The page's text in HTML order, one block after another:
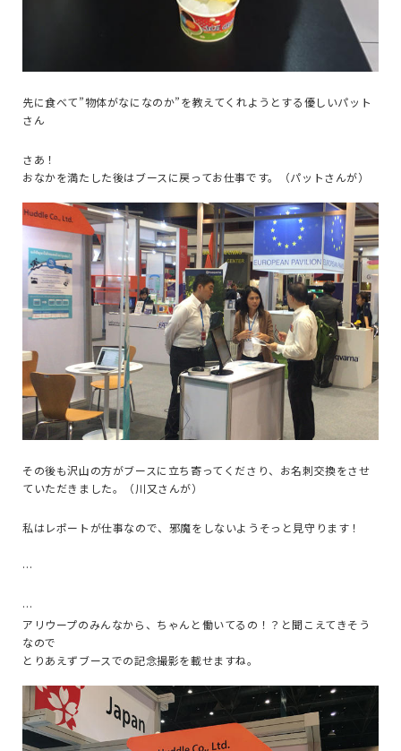
先に食べて”物体がなになのか”を教えてくれようとする優しいパット
さん
さあ！
おなかを満たした後はブースに戻ってお仕事です。（パットさんが）
その後も沢山の方がブースに立ち寄ってくださり、お名刺交換をさせ
ていただきました。（川又さんが）
私はレポートが仕事なので、邪魔をしないようそっと見守ります！
…
…
アリウープのみんなから、ちゃんと働いてるの！？と聞こえてきそう
なので
とりあえずブースでの記念撮影を載せますね。